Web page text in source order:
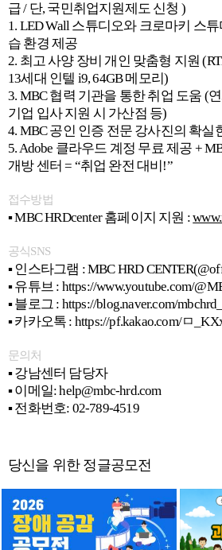
급 / 단, 국민취업지원제도 신청 )
1. LED Wall 스튜디오와 크로마키 스
습 환경 제공
2. 최고 사양 장비 개인 맞춤형 지원
13세대 인텔 i9, 64GB 메모리)
3. MBC 협력 기관을 통한 취업 도움 (
기업 입사 지원 시 가산점 등)
4. MBC 공인 인증 전문 강사진의 확실
5. Adobe 클라우드 계정 무료 제공 +
개방 센터 = “취업 완전 대비!”
접수방법
▪ MBC HRDcenter 홈페이지 지원 :
공식SNS
▪ 인스타그램 : MBC HRD
▪ 유튜브 : https://www.youtube.com/
▪ 블로그 : https://blog.naver.com/
▪ 카카오톡 : https://pf.kakao.com/ㅁ
문의처
▪ 강남센터 담당자
▪ 이메일: help@mbc-hrd.com
▪ 전화번호: 02-789-4519
당신을 위한 정글공모전